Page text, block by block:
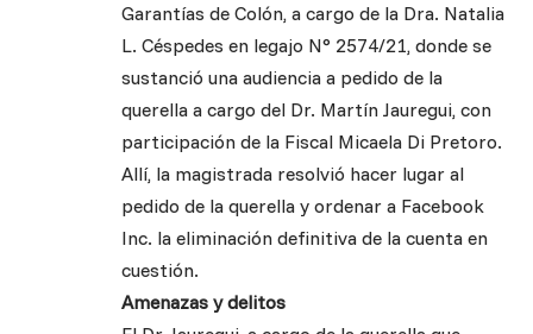
Garantías de Colón, a cargo de la Dra. Natalia
L. Céspedes en legajo N° 2574/21, donde se
sustanció una audiencia a pedido de la
querella a cargo del Dr. Martín Jauregui, con
participación de la Fiscal Micaela Di Pretoro.
Allí, la magistrada resolvió hacer lugar al
pedido de la querella y ordenar a Facebook
Inc. la eliminación definitiva de la cuenta en
cuestión.
Amenazas y delitos